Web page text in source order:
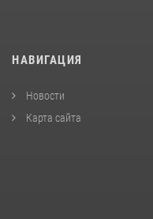
НАВИГАЦИЯ
Новости
Карта сайта